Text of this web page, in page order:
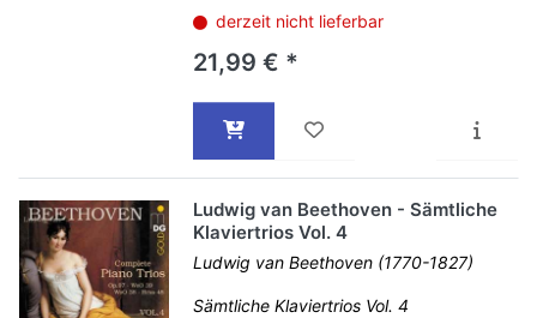
derzeit nicht lieferbar
21,99 € *
Ludwig van Beethoven - Sämtliche
Klaviertrios Vol. 4
Ludwig van Beethoven (1770-1827)
Sämtliche Klaviertrios Vol. 4